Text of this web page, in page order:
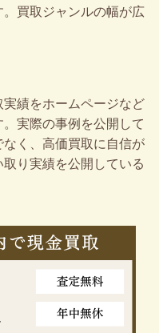
買取ジャンルの幅が広
績をホームページなど
実際の事例を公開して
く、高価買取に自信が
り実績を公開している